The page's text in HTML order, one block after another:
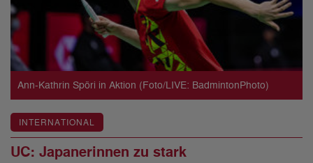
Ann-Kathrin Spöri in Aktion (Foto/LIVE: BadmintonPhoto)
INTERNATIONAL
UC: Japanerinnen zu stark